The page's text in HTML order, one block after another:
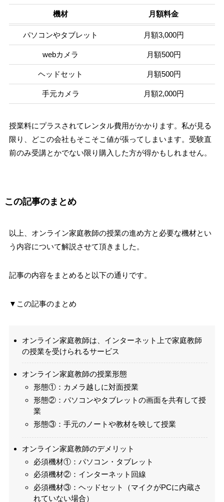
機材 月額料金
パソコンやタブレット 月額3,000円
webカメラ 月額500円
ヘッドセット 月額500円
手元カメラ 月額2,000円
授業料にプラスされてレンタル費用がかかります。私が見る
限り、どこの会社もそこそこ値が張ってしまいます。受験直
前のみ受講とかでない限り購入した方が得かもしれません。
この記事のまとめ
以上、オンライン家庭教師の授業の進め方と必要な機材とい
う内容について解説させて頂きました。
記事の内容をまとめると以下の通りです。
▼この記事のまとめ
オンライン家庭教師は、インターネット上で家庭教師
の授業を受けられるサービス
オンライン家庭教師の授業形態
形態①：カメラ越しに対面授業
形態②：パソコンやタブレットの画面を共有して授
業
形態③：手元のノートや教材を映して授業
オンライン家庭教師のデメリット
必須機材①：パソコン・タブレット
必須機材②：インターネット回線
必須機材③：ヘッドセット（マイクがPCに内蔵さ
れていない場合）